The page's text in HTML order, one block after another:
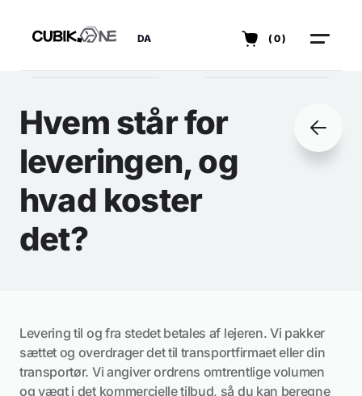
DA (0)
Hvem står for
leveringen, og
hvad koster
det?
Levering til og fra stedet betales af lejeren. Vi pakker
sættet og overdrager det til transportfirmaet eller din
transportør. Vi angiver ordrens omtrentlige volumen
og vægt i det kommercielle tilbud, så du kan beregne